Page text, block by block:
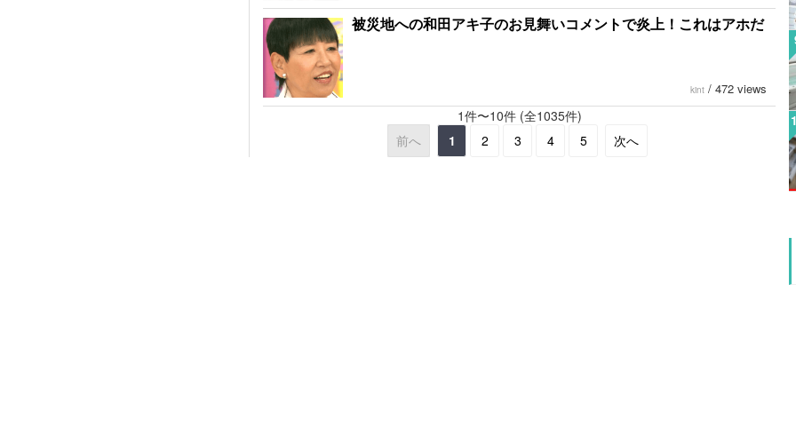
被災地への和田アキ子のお見舞いコメントで炎上！これはアホだ
kint / 472 views
1件〜10件 (全1035件)
前へ
1 2 3 4 5 次へ